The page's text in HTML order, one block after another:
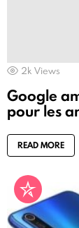
2k Views
Google
pour les
READ MORE